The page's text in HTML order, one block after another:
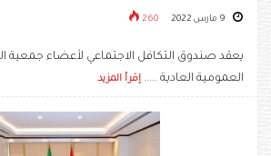
260
يعقد صندوق التكافل الاجتماعي لأعضاء جمعية
العمومية العادية ..... إقرأ المزيد